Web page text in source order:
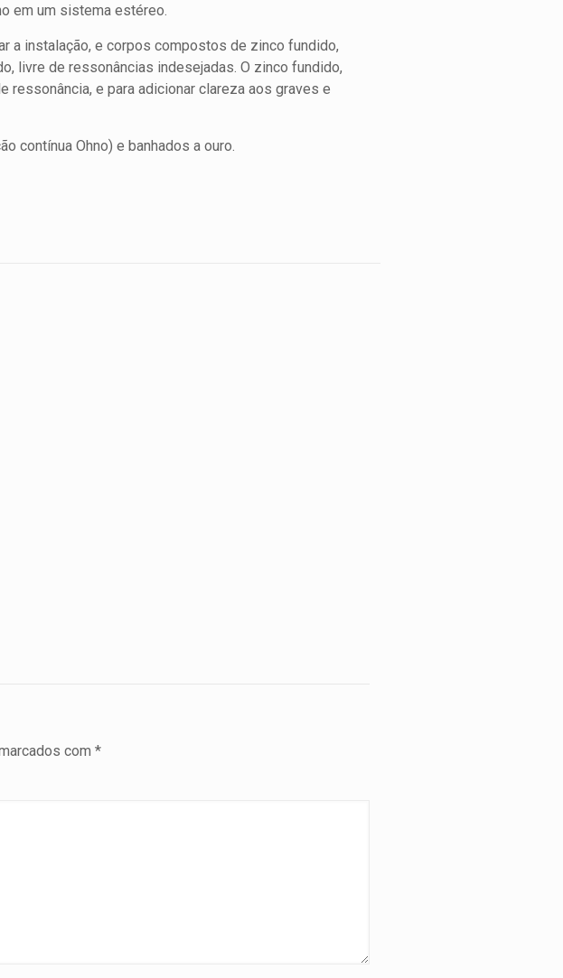
em um sistema estéreo.
a instalação, e corpos compostos de zinco fundido,
livre de ressonâncias indesejadas. O zinco fundido,
e para adicionar clareza aos graves e
contínua Ohno) e banhados a ouro.
com *